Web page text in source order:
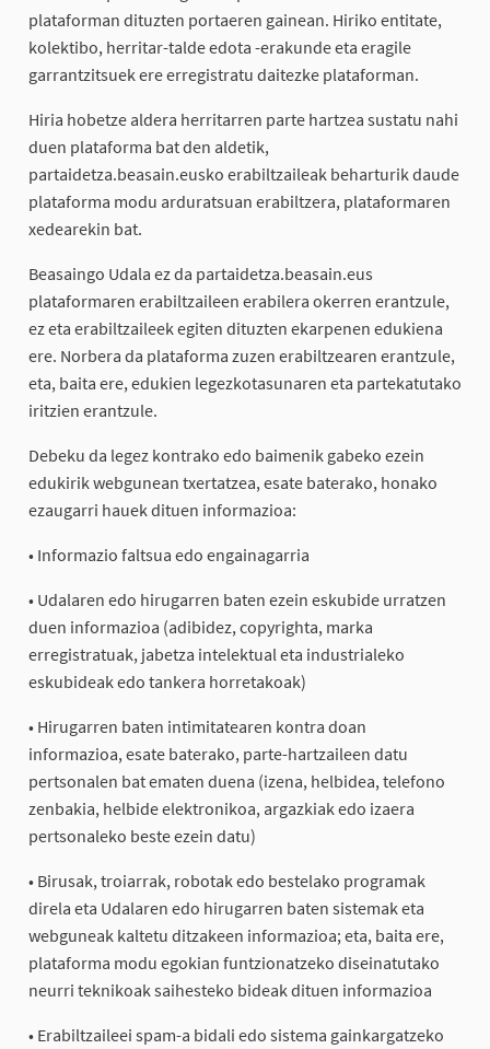
plataforman dituzten portaeren gainean. Hiriko entitate,
kolektibo, herritar-talde edota -erakunde eta eragile
garrantzitsuek ere erregistratu daitezke plataforman.
Hiria hobetze aldera herritarren parte hartzea sustatu nahi
duen plataforma bat den aldetik,
partaidetza.beasain.eusko erabiltzaileak beharturik daude
plataforma modu arduratsuan erabiltzera, plataformaren
xedearekin bat.
Beasaingo Udala ez da partaidetza.beasain.eus
plataformaren erabiltzaileen erabilera okerren erantzule,
ez eta erabiltzaileek egiten dituzten ekarpenen edukiena
ere. Norbera da plataforma zuzen erabiltzearen erantzule,
eta, baita ere, edukien legezkotasunaren eta partekatutako
iritzien erantzule.
Debeku da legez kontrako edo baimenik gabeko ezein
edukirik webgunean txertatzea, esate baterako, honako
ezaugarri hauek dituen informazioa:
• Informazio faltsua edo engainagarria
• Udalaren edo hirugarren baten ezein eskubide urratzen
duen informazioa (adibidez, copyrighta, marka
erregistratuak, jabetza intelektual eta industrialeko
eskubideak edo tankera horretakoak)
• Hirugarren baten intimitatearen kontra doan
informazioa, esate baterako, parte-hartzaileen datu
pertsonalen bat ematen duena (izena, helbidea, telefono
zenbakia, helbide elektronikoa, argazkiak edo izaera
pertsonaleko beste ezein datu)
• Birusak, troiarrak, robotak edo bestelako programak
direla eta Udalaren edo hirugarren baten sistemak eta
webguneak kaltetu ditzakeen informazioa; eta, baita ere,
plataforma modu egokian funtzionatzeko diseinatutako
neurri teknikoak saihesteko bideak dituen informazioa
• Erabiltzaileei spam-a bidali edo sistema gainkargatzeko